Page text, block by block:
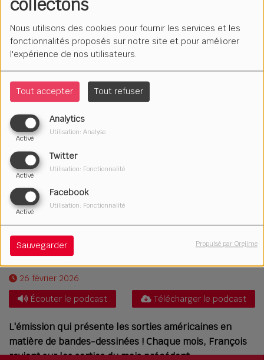
collectons
Nous utilisons des cookies pour fournir les services et les
fonctionnalités proposés sur notre site et pour améliorer
l'expérience de nos utilisateurs.
Tout accepter Tout refuser
Analytics
Activé
Utilisation: Analyse
Twitter
Activé
Utilisation: Fonctionnalité
Facebook
Activé
Utilisation: Fonctionnalité
Sauvegarder Propulsé par Orejime
massacre en
montagne
26 février 2026
Écouter le podcast
Télécharger le podcast
L'émission qui présente les sorties américaines en
matière de bandes-dessinées ! Chaque mois, François
revient sur les sorties du mois précédent.